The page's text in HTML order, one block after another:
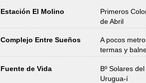
Estación El Molino
Primeros
de Abril
Complejo Entre Sueños
A pocos
termas y
Fuente de Vida
Bº Solares del
Urugua-í